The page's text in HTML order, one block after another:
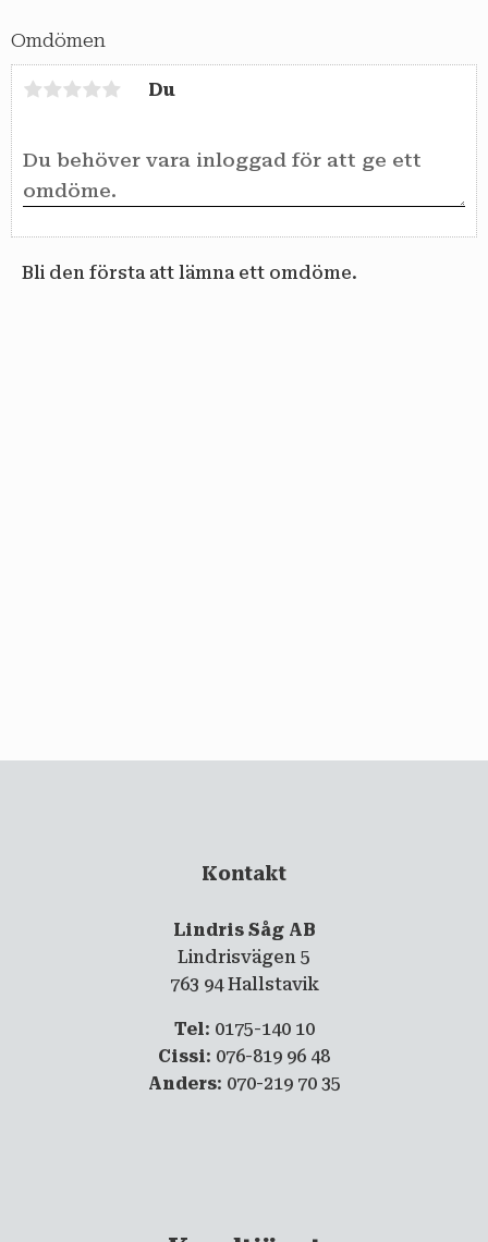
Omdömen
Du
Bli den första att lämna ett omdöme.
Kontakt
Lindris Såg AB
Lindrisvägen 5
763 94 Hallstavik
Tel: 0175-140 10
Cissi: 076-819 96 48
Anders: 070-219 70 35